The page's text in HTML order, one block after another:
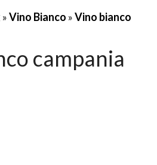
»Vino Bianco »Vino bianco
campania